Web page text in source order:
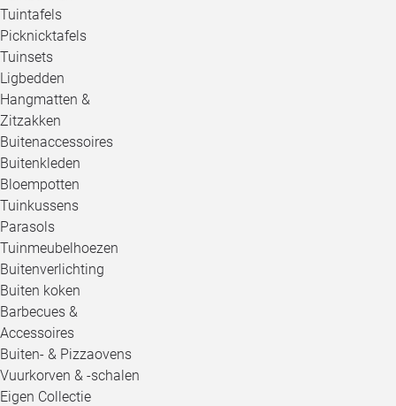
Tuintafels
Picknicktafels
Tuinsets
Ligbedden
Hangmatten &
Zitzakken
Buitenaccessoires
Buitenkleden
Bloempotten
Tuinkussens
Parasols
Tuinmeubelhoezen
Buitenverlichting
Buiten koken
Barbecues &
Accessoires
Buiten- & Pizzaovens
Vuurkorven & -schalen
Eigen Collectie